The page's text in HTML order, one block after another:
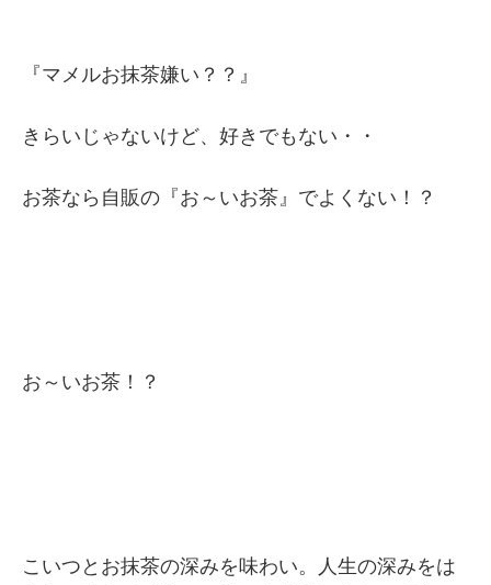
『マメルお抹茶嫌い？？』
きらいじゃないけど、好きでもない・・
お茶なら自販の『お～いお茶』でよくない！？
お～いお茶！？
こいつとお抹茶の深みを味わい。人生の深みをは